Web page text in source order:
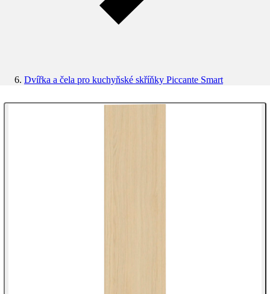
Dvířka a čela pro kuchyňské skříňky Piccante Smart